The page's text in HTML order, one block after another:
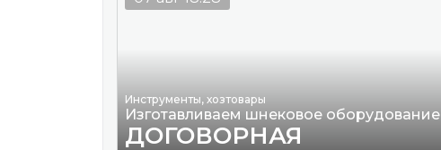
Инструменты, хозтовары
Изготавливаем шнековое оборудование
ДОГОВОРНАЯ